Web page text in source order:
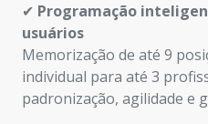
✔ Programação
usuários
Memorização de até 9
individual para até 3
padronização, agilidade e